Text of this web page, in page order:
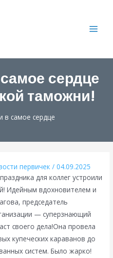
сердце
таможни!
в самое сердце
первичек /04.09.2025
для коллег устроили
Идейным вдохновителем и
председатель
— суперзнающий
своего дела!Она провела
купеческих караванов до
систем. Было жарко!